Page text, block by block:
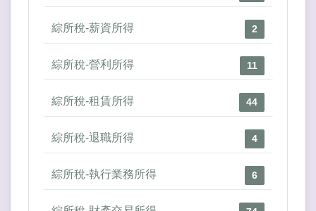
綜所稅-薪資所得 2
綜所稅-營利所得 11
綜所稅-租賃所得 44
綜所稅-退職所得 4
綜所稅-執行業務所得 6